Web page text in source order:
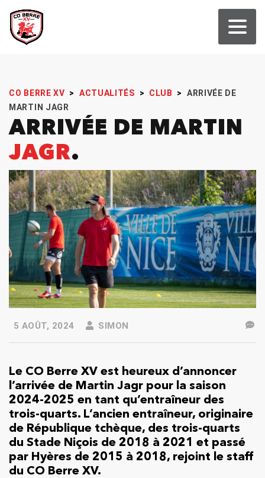
CO BERRE XV > ACTUALITÉS > CLUB >
ARRIVÉE DE
MARTIN JAGR
ARRIVÉE DE MARTIN
JAGR
5 AOÛT, 2024 SIMON
Le CO Berre XV est heureux d’annoncer
l’arrivée de Martin Jagr pour la saison
2024-2025 en tant qu’entraîneur des
trois-quarts. L’ancien entraîneur, originaire
de République tchèque, des trois-quarts
du Stade Niçois de 2018 à 2021 et passé
par Hyères de 2015 à 2018, rejoint le staff
du CO Berre XV.